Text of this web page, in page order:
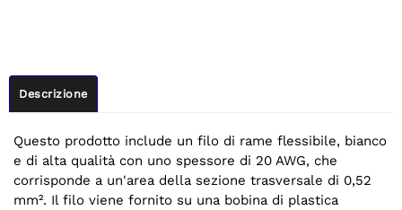
Descrizione
Questo prodotto include un filo di rame flessibile, bianco
e di alta qualità con uno spessore di 20 AWG, che
corrisponde a un'area della sezione trasversale di 0,52
mm². Il filo viene fornito su una bobina di plastica